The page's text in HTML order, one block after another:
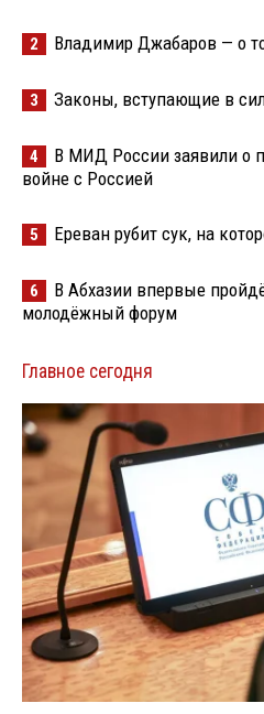
2 Владимир Джабаров — о
3 Законы, вступающие в
4
В МИД России заявили о
войне с Россией
5 Ереван рубит сук, на
6
В Абхазии впервые
молодёжный форум
Главное сегодня